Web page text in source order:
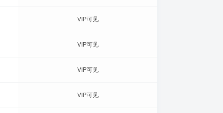
VIP可见
VIP可见
VIP可见
VIP可见